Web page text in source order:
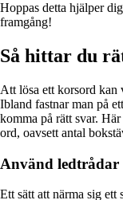
Hoppas detta hjälper
framgång!
Så hittar du
Att lösa ett korsord kan
Ibland fastnar man på
komma på rätt svar.
ord, oavsett antal
Använd ledtrådar
Ett sätt att närma sig ett